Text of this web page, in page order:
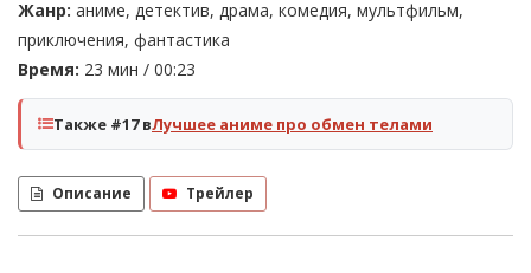
Жанр: аниме, детектив, драма, комедия, мультфильм,
приключения, фантастика
Время: 23 мин / 00:23
Также #17 вЛучшее аниме про обмен телами
Описание Трейлер